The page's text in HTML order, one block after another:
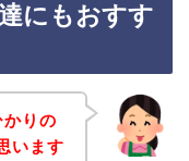
にもおすす
りの
います